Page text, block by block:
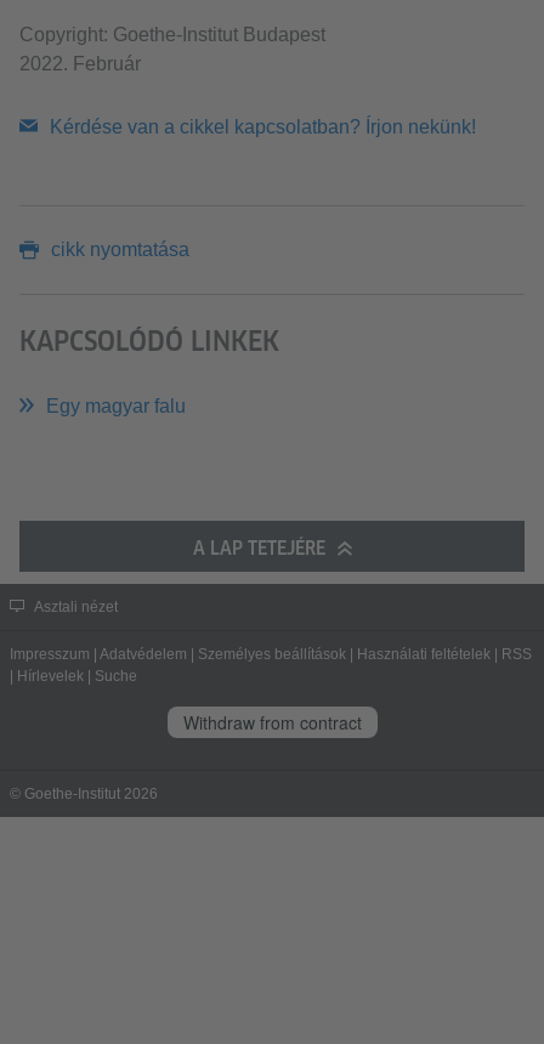
Copyright: Goethe-Institut Budapest
2022. Február
Kérdése van a cikkel kapcsolatban? Írjon nekünk!
cikk nyomtatása
KAPCSOLÓDÓ LINKEK
Egy magyar falu
A LAP TETEJÉRE
Asztali nézet
Impresszum Adatvédelem Személyes beállítások Használati feltételek
RSS
Hírlevelek Suche
Withdraw from contract
© Goethe-Institut 2026